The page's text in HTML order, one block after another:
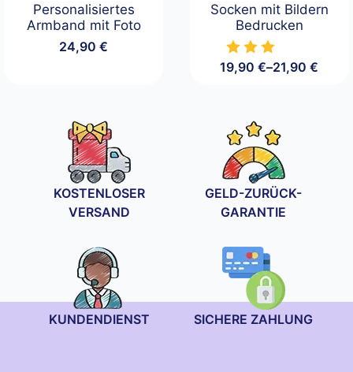
Personalisiertes
Armband mit Foto
24,90€
Socken mit Bildern
Bedrucken
19,90€–21,90€
Preisspanne:
KOSTENLOSER
VERSAND
GELD-ZURÜCK-
GARANTIE
KUNDENDIENST SICHERE ZAHLUNG